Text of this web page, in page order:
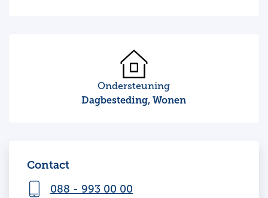
Ondersteuning
Dagbesteding, Wonen
Contact
088 - 993 00 00